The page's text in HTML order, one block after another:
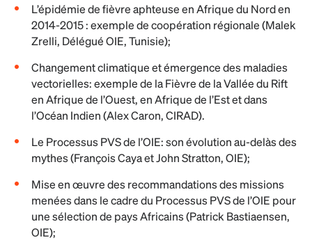
L’épidémie de fièvre aphteuse en Afrique du Nord en
2014-2015 : exemple de coopération régionale (Malek
Zrelli, Délégué OIE, Tunisie);
Changement climatique et émergence des maladies
vectorielles: exemple de la Fièvre de la Vallée du Rift
en Afrique de l’Ouest, en Afrique de l’Est et dans
l’Océan Indien (Alex Caron, CIRAD).
Le Processus PVS de l’OIE: son évolution au-delàs des
mythes (François Caya et John Stratton, OIE);
Mise en œuvre des recommandations des missions
menées dans le cadre du Processus PVS de l’OIE pour
une sélection de pays Africains (Patrick Bastiaensen,
OIE);